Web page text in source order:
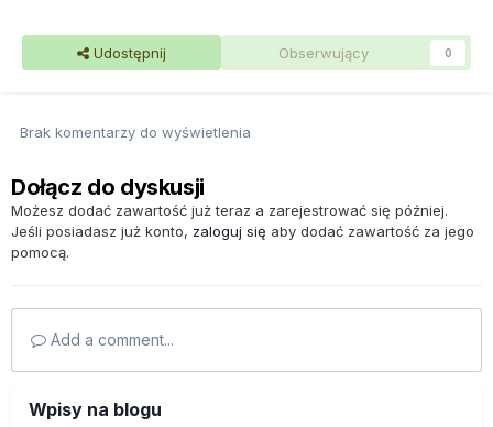
Udostępnij Obserwujący 0
Brak komentarzy do wyświetlenia
Dołącz do dyskusji
Możesz dodać zawartość już teraz a zarejestrować się później.
Jeśli posiadasz już konto, zaloguj się aby dodać zawartość za jego
pomocą.
Add a comment...
Wpisy na blogu